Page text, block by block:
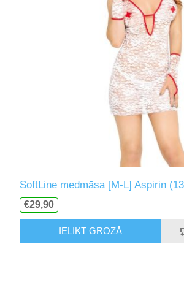
SoftLine medmāsa [M-L] Aspirin
€29,90
IELIKT GROZĀ